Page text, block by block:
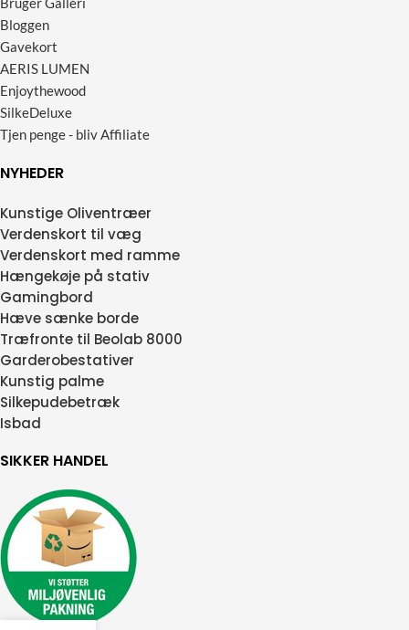
Bloggen
Gavekort
AERIS LUMEN
Enjoythewood
SilkeDeluxe
Tjen penge - bliv Affiliate
NYHEDER
Kunstige Oliventræer
Verdenskort til væg
Verdenskort med ramme
Hængekøje på stativ
Gamingbord
Hæve sænke borde
Træfronte til Beolab 8000
Garderobestativer
Kunstig palme
Silkepudebetræk
Isbad
SIKKER HANDEL